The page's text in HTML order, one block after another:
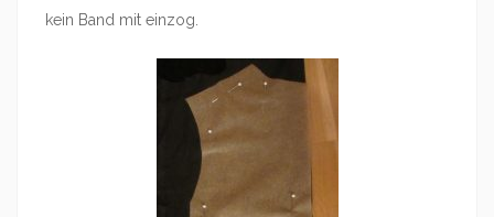
kein Band mit einzog.